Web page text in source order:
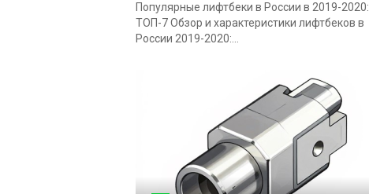
Популярные лифтбеки в России в 2019-2020:
ТОП-7 Обзор и характеристики лифтбеков в
России 2019-2020:...